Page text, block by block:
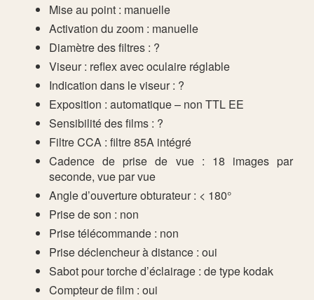
Mise au point : manuelle
Activation du zoom : manuelle
Diamètre des filtres : ?
Viseur : reflex avec oculaire réglable
Indication dans le viseur : ?
Exposition : automatique – non TTL EE
Sensibilité des films : ?
Filtre CCA : filtre 85A intégré
Cadence de prise de vue : 18 images par
seconde, vue par vue
Angle d’ouverture obturateur : < 180°
Prise de son : non
Prise télécommande : non
Prise déclencheur à distance : oui
Sabot pour torche d’éclairage : de type kodak
Compteur de film : oui